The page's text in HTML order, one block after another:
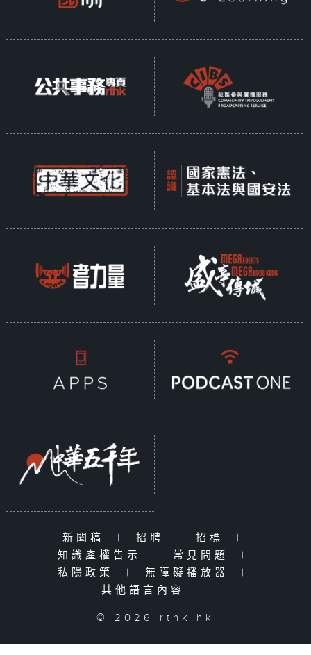
新聞稿 | 招聘 | 招標
|
知識產權告示
| 常見問題
|
私隱政策
| 無障礙播放器
|
其他語言內容
|
© 2026 rthk.hk